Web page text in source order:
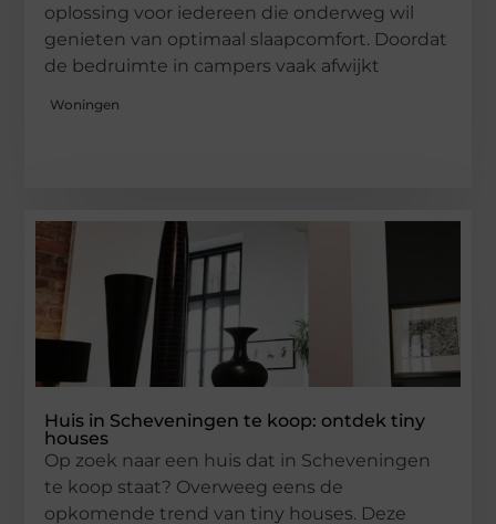
oplossing voor iedereen die onderweg wil
genieten van optimaal slaapcomfort. Doordat
de bedruimte in campers vaak afwijkt
Woningen
Huis in Scheveningen te koop: ontdek tiny
houses
Op zoek naar een huis dat in Scheveningen
te koop staat? Overweeg eens de
opkomende trend van tiny houses. Deze